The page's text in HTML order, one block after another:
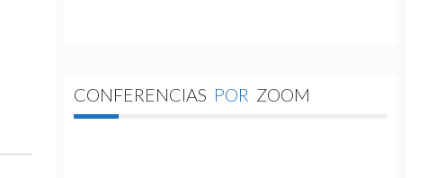
CONFERENCIAS POR ZOOM